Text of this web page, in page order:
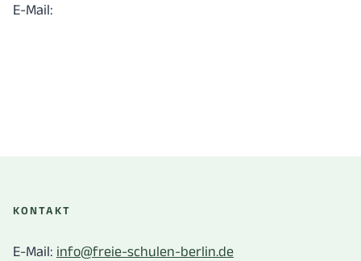
E-Mail:
KONTAKT
E-Mail: info@freie-schulen-berlin.de